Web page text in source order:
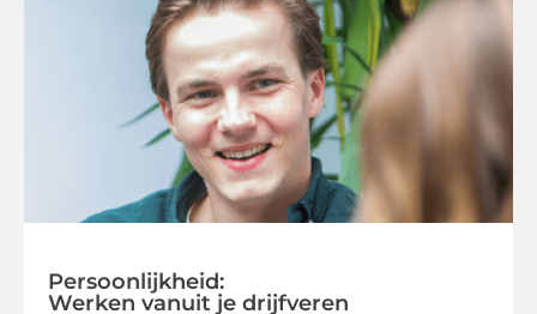
Persoonlijkheid:
Werken vanuit je drijfveren